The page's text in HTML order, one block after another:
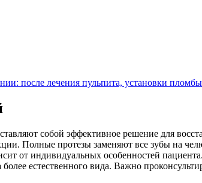
после лечения пульпита, установки пломбы
собой эффективное решение для
Полные протезы заменяют все зубы на
от индивидуальных особенностей
естественного вида. Важно